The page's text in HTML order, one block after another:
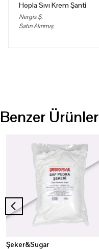
Hopla Sıvı Krem Şanti
Nergis Ş.
Satın Alınmış
Benzer Ürünler
Şeker&Sugar